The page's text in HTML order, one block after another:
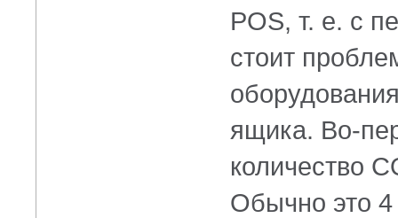
POS, т. е. с
стоит
ящика. Во-
количество
Обычно это 4